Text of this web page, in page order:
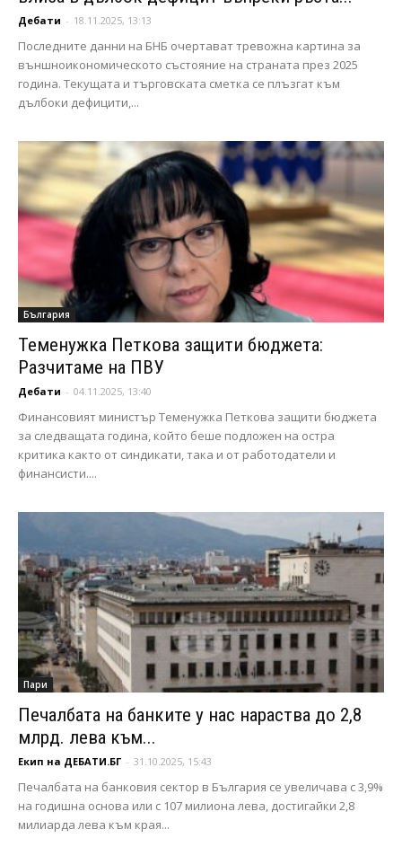
Дебати - 18.11.2025, 13:13
Последните данни на БНБ очертават тревожна картина за
външноикономическото състояние на страната през 2025
година. Текущата и търговската сметка се плъзгат към
дълбоки дефицити,...
България
Теменужка Петкова защити бюджета:
Разчитаме на ПВУ
Дебати - 04.11.2025, 13:40
Финансовият министър Теменужка Петкова защити бюджета
за следващата година, който беше подложен на остра
критика както от синдикати, така и от работодатели и
финансисти....
Пари
Печалбата на банките у нас нараства до 2,8
млрд. лева към...
Екип на ДЕБАТИ.БГ - 31.10.2025, 15:43
Печалбата на банковия сектор в България се увеличава с 3,9%
на годишна основа или с 107 милиона лева, достигайки 2,8
милиарда лева към края...